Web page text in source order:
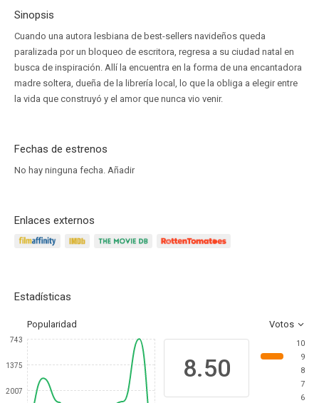
Sinopsis
Cuando una autora lesbiana de best-sellers navideños queda
paralizada por un bloqueo de escritora, regresa a su ciudad natal en
busca de inspiración. Allí la encuentra en la forma de una encantadora
madre soltera, dueña de la librería local, lo que la obliga a elegir entre
la vida que construyó y el amor que nunca vio venir.
Fechas de estrenos
No hay ninguna fecha. Añadir
Enlaces externos
Estadísticas
Popularidad Votos
743
1375
2007
8.50
10
9
8
7
6